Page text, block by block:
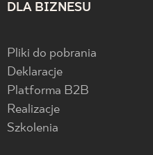
DLA BIZNESU
Pliki do pobrania
Deklaracje
Platforma B2B
Realizacje
Szkolenia